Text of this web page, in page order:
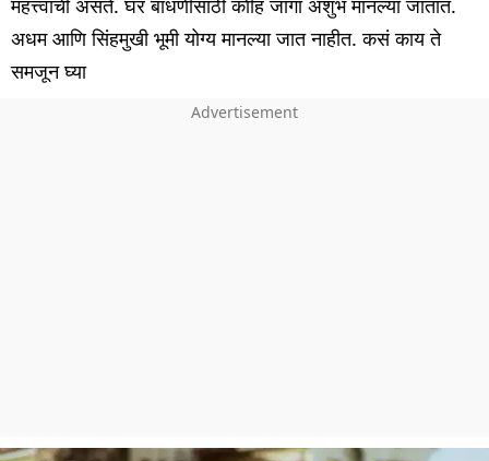
महत्त्वाची असते. घर बांधणीसाठी काीह जागा अशुभ मानल्या जातात.
अधम आणि सिंहमुखी भूमी योग्य मानल्या जात नाहीत. कसं काय ते
समजून घ्या